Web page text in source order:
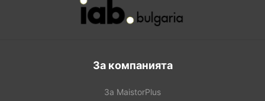
За компанията
За MaistorPlus